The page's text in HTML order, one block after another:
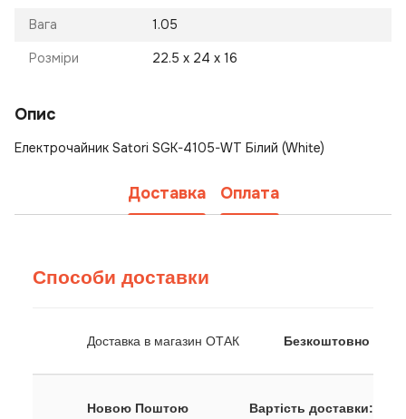
Вага 1.05
Розміри 22.5 х 24 х 16
Опис
Електрочайник Satori SGK-4105-WT Білий (White)
Доставка Оплата
Способи доставки
Доставка в магазин ОТАК Безкоштовно
Новою Поштою Вартість доставки: